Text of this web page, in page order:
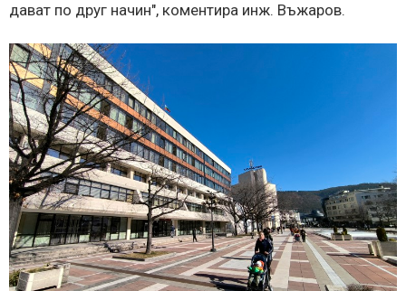
дават по друг начин", коментира инж. Въжаров.